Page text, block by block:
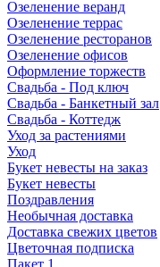
Озеленение веранд
Озеленение террас
Озеленение ресторанов
Озеленение офисов
Оформление торжеств
Свадьба - Под ключ
Свадьба - Банкетный зал
Свадьба - Коттедж
Уход за растениями
Уход
Букет невесты на заказ
Букет невесты
Поздравления
Необычная доставка
Доставка свежих цветов
Цветочная подписка
Пакет 1